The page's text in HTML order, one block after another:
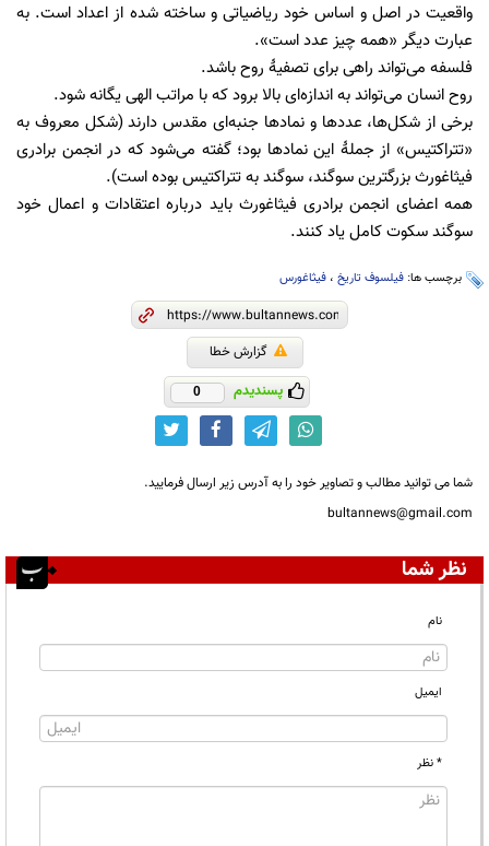
واقعیت در اصل و اساس خود ریاضیاتی و ساخته شده از اعداد است. به
عبارت دیگر «همه چیز عدد است».
فلسفه می‌تواند راهی برای تصفیۀ روح باشد.
روح انسان می‌تواند به اندازه‌ای بالا برود که با مراتب الهی یگانه شود.
برخی از شکل‌ها، عددها و نمادها جنبه‌ای مقدس دارند (شکل معروف به
«تتراکتیس» از جملۀ این نمادها بود؛ گفته می‌شود که در انجمن برادری
فیثاغورث بزرگترین سوگند، سوگند به تتراکتیس بوده است).
همه اعضای انجمن برادری فیثاغورث باید درباره اعتقادات و اعمال خود
سوگند سکوت کامل یاد کنند.
برچسب ها: فیلسوف تاریخ ، فیثاغورس
گزارش خطا
پسندیدم 0
شما می توانید مطالب و تصاویر خود را به آدرس زیر ارسال فرمایید.
bultannews@gmail.com
نظر شما
نام
ایمیل
* نظر